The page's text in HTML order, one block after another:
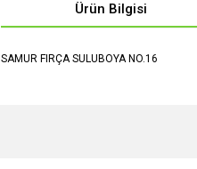
Ürün Bilgisi
SAMUR FIRÇA SULUBOYA NO.16